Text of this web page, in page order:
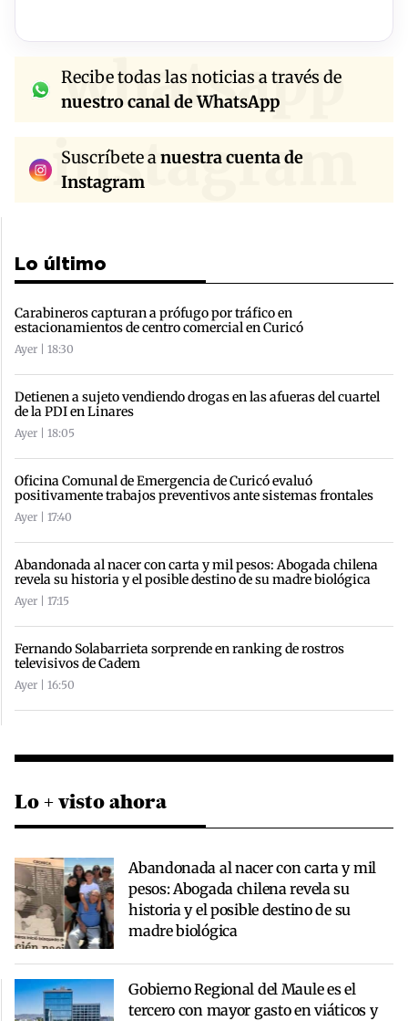
whatsapp
Recibe todas las noticias a través de
nuestro canal de WhatsApp
instagram
Suscríbete anuestra cuenta de
Instagram
Lo último
Carabineros capturan a prófugo por tráfico en
estacionamientos de centro comercial en Curicó
Ayer | 18:30
Detienen a sujeto vendiendo drogas en las afueras del cuartel
de la PDI en Linares
Ayer | 18:05
Oficina Comunal de Emergencia de Curicó evaluó
positivamente trabajos preventivos ante sistemas frontales
Ayer | 17:40
Abandonada al nacer con carta y mil pesos: Abogada chilena
revela su historia y el posible destino de su madre biológica
Ayer | 17:15
Fernando Solabarrieta sorprende en ranking de rostros
televisivos de Cadem
Ayer | 16:50
Lo + visto ahora
Abandonada al nacer con carta y mil
pesos: Abogada chilena revela su
historia y el posible destino de su
madre biológica
Gobierno Regional del Maule es el
tercero con mayor gasto en viáticos y